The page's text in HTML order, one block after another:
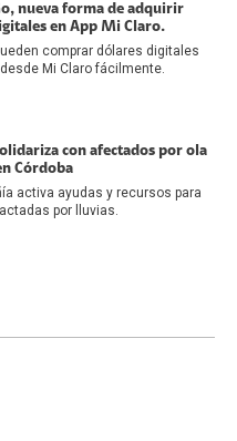
nueva forma de adquirir
en App Mi Claro.
comprar dólares digitales
Mi Claro fácilmente.
con afectados por ola
Córdoba
activa ayudas y recursos para
por lluvias.